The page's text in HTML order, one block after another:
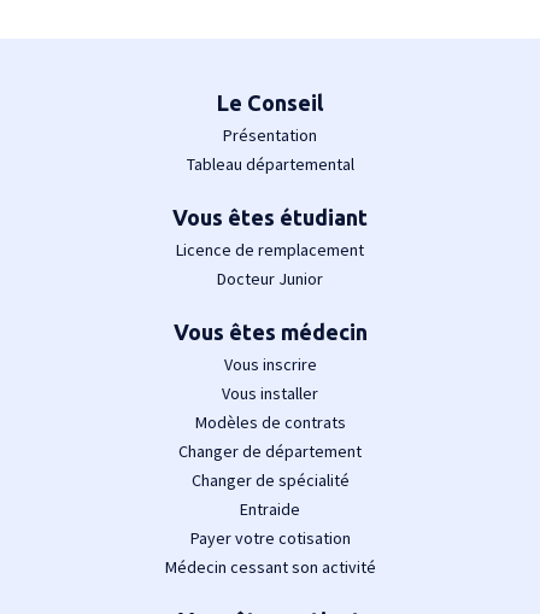
Le Conseil
Présentation
Tableau départemental
Vous êtes étudiant
Licence de remplacement
Docteur Junior
Vous êtes médecin
Vous inscrire
Vous installer
Modèles de contrats
Changer de département
Changer de spécialité
Entraide
Payer votre cotisation
Médecin cessant son activité